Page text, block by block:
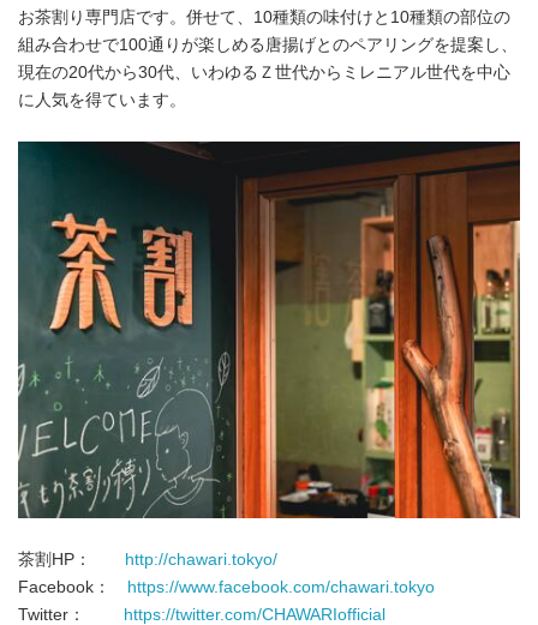
お茶割り専門店です。併せて、10種類の味付けと10種類の部位の
組み合わせで100通りが楽しめる唐揚げとのペアリングを提案し、
現在の20代から30代、いわゆるＺ世代からミレニアル世代を中心
に人気を得ています。
茶割HP： http://chawari.tokyo/
Facebook： https://www.facebook.com/chawari.tokyo
Twitter： https://twitter.com/CHAWARIofficial